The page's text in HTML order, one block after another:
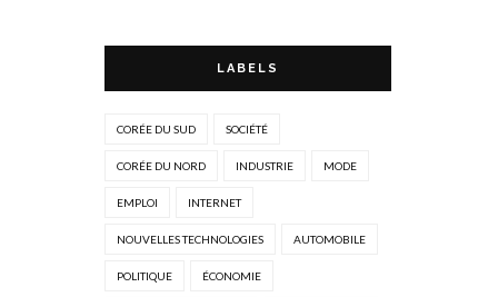
LABELS
CORÉE DU SUD SOCIÉTÉ
CORÉE DU NORD INDUSTRIE MODE
EMPLOI INTERNET
NOUVELLES TECHNOLOGIES AUTOMOBILE
POLITIQUE ÉCONOMIE